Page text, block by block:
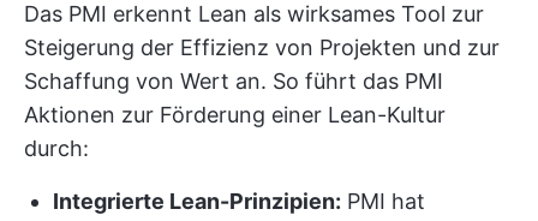
Das PMI erkennt Lean als wirksames Tool zur
Steigerung der Effizienz von Projekten und zur
Schaffung von Wert an. So führt das PMI
Aktionen zur Förderung einer Lean-Kultur
durch:
Integrierte Lean-Prinzipien: PMI hat